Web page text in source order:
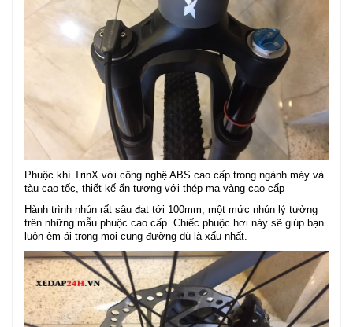
Phuộc khí TrinX với công nghệ ABS cao cấp trong ngành máy và
tàu cao tốc, thiết kế ấn tượng với thép mạ vàng cao cấp
Hành trình nhún rất sâu đạt tới 100mm, một mức nhún lý tưởng
trên những mẫu phuộc cao cấp. Chiếc phuộc hơi này sẽ giúp bạn
luôn êm ái trong mọi cung đường dù là xấu nhất.